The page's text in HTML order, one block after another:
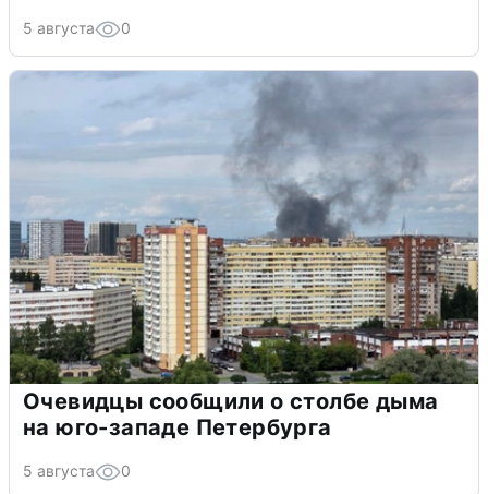
5 августа 0
Очевидцы сообщили о столбе дыма
на юго-западе Петербурга
5 августа 0